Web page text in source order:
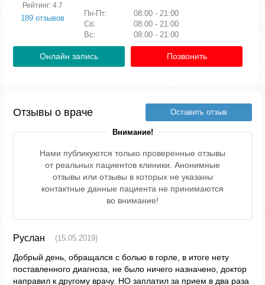
Рейтинг: 4.7
189 отзывов
Пн-Пт:
08:00 - 21:00
Сб:
08:00 - 21:00
Вс:
08:00 - 21:00
Онлайн запись Позвонить
Отзывы о враче Оставить отзыв
Внимание!
Нами публикуются только проверенные отзывы
от реальных пациентов клиники. Анонимные
отзывы или отзывы в которых не указаны
контактные данные пациента не принимаются
во внимание!
Руслан (15.05.2019)
Добрый день, обращался с болью в горле, в итоге нету
поставленного диагноза, не было ничего назначено, доктор
направил к другому врачу. НО заплатил за прием в два раза